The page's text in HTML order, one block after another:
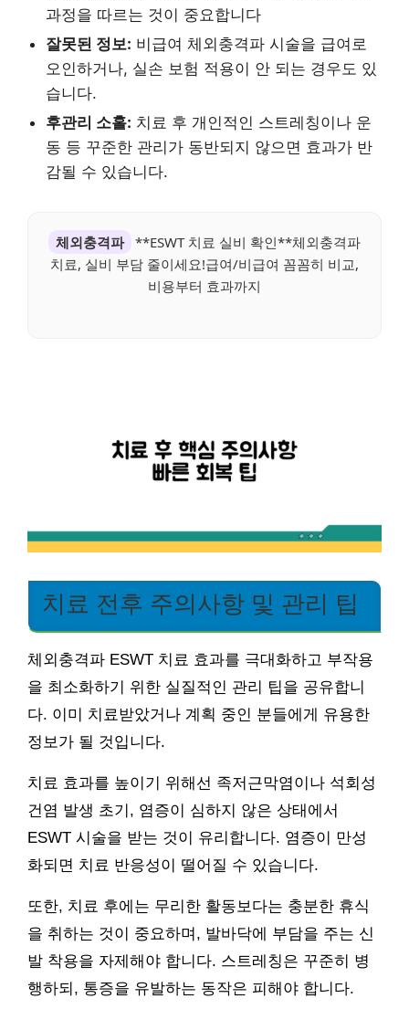
과정을 따르는 것이 중요합니다
잘못된 정보: 비급여 체외충격파 시술을 급여로
오인하거나, 실손 보험 적용이 안 되는 경우도 있
습니다.
후관리 소홀: 치료 후 개인적인 스트레칭이나 운
동 등 꾸준한 관리가 동반되지 않으면 효과가 반
감될 수 있습니다.
체외충격파 **ESWT 치료 실비 확인**체외충격파
치료, 실비 부담 줄이세요!급여/비급여 꼼꼼히 비교,
비용부터 효과까지
치료 전후 주의사항 및 관리 팁
체외충격파 ESWT 치료 효과를 극대화하고 부작용
을 최소화하기 위한 실질적인 관리 팁을 공유합니
다. 이미 치료받았거나 계획 중인 분들에게 유용한
정보가 될 것입니다.
치료 효과를 높이기 위해선 족저근막염이나 석회성
건염 발생 초기, 염증이 심하지 않은 상태에서
ESWT 시술을 받는 것이 유리합니다. 염증이 만성
화되면 치료 반응성이 떨어질 수 있습니다.
또한, 치료 후에는 무리한 활동보다는 충분한 휴식
을 취하는 것이 중요하며, 발바닥에 부담을 주는 신
발 착용을 자제해야 합니다. 스트레칭은 꾸준히 병
행하되, 통증을 유발하는 동작은 피해야 합니다.